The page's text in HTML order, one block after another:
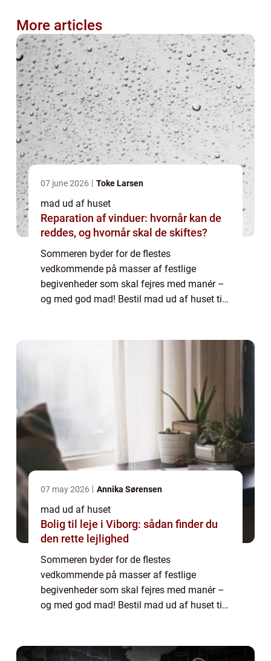
More articles
07 june 2026 Toke Larsen
mad ud af huset
Reparation af vinduer: hvornår kan de
reddes, og hvornår skal de skiftes?
Sommeren byder for de flestes
vedkommende på masser af festlige
begivenheder som skal fejres med manér –
og med god mad! Bestil mad ud af huset til
07 may 2026 Annika Sørensen
mad ud af huset
Bolig til leje i Viborg: sådan finder du
den rette lejlighed
Sommeren byder for de flestes
vedkommende på masser af festlige
begivenheder som skal fejres med manér –
og med god mad! Bestil mad ud af huset til